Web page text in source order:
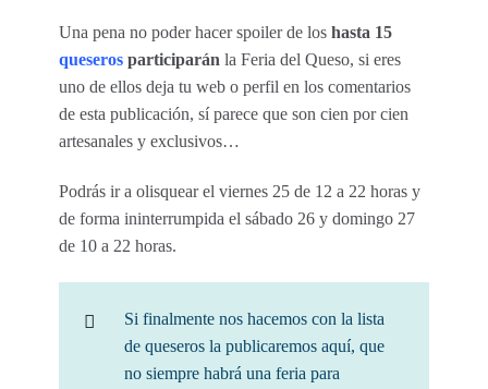
Una pena no poder hacer spoiler de los hasta 15
queseros participarán la Feria del Queso, si eres
uno de ellos deja tu web o perfil en los comentarios
de esta publicación, sí parece que son cien por cien
artesanales y exclusivos…
Podrás ir a olisquear el viernes 25 de 12 a 22 horas y
de forma ininterrumpida el sábado 26 y domingo 27
de 10 a 22 horas.
Si finalmente nos hacemos con la lista
de queseros la publicaremos aquí, que
no siempre habrá una feria para